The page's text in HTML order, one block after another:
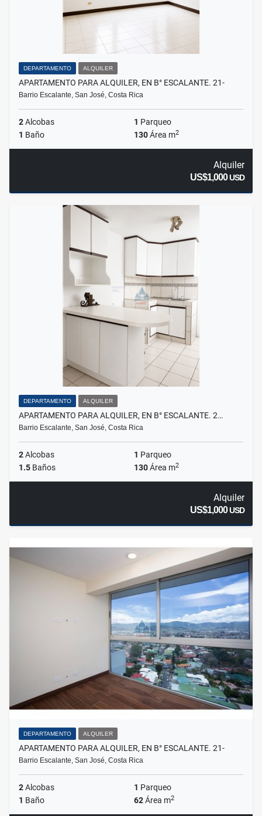
DEPARTAMENTO ALQUILER
APARTAMENTO PARA ALQUILER, EN B° ESCALANTE. 21-
Barrio Escalante, San José, Costa Rica
2Alcobas 1 Parqueo
1 Baño 130Área m2
Alquiler
US$1,000USD
DEPARTAMENTO ALQUILER
APARTAMENTO PARA ALQUILER, EN B° ESCALANTE. 2…
Barrio Escalante, San José, Costa Rica
2Alcobas 1 Parqueo
1.5 Baños 130Área m2
Alquiler
US$1,000USD
DEPARTAMENTO ALQUILER
APARTAMENTO PARA ALQUILER, EN B° ESCALANTE. 21-
Barrio Escalante, San José, Costa Rica
2Alcobas 1 Parqueo
1 Baño 62Área m2